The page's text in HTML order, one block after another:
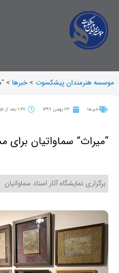
موسسه هنرمندان پیشکسوت >خبرها >
خبرها 23 بهمن 1399 1:38 بعد از ظهر
“میراث” سماواتیان برای
برگزاری نمایشگاه آثار استاد سماواتیان